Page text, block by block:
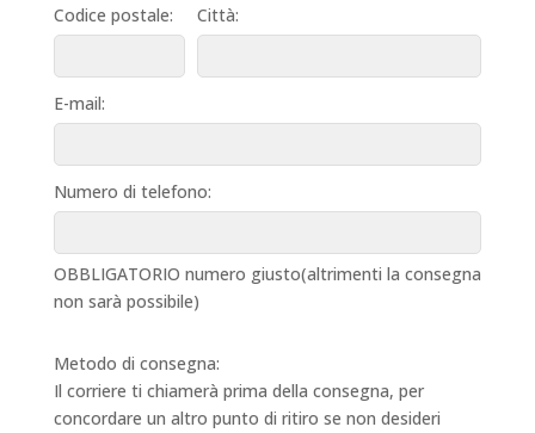
Codice postale: Città:
E-mail:
Numero di telefono:
OBBLIGATORIO numero giusto(altrimenti la consegna
non sarà possibile)
Metodo di consegna:
Il corriere ti chiamerà prima della consegna, per
concordare un altro punto di ritiro se non desideri